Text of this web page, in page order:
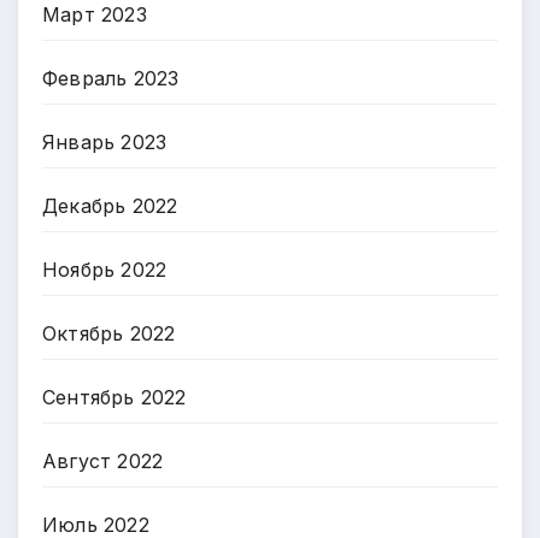
Март 2023
Февраль 2023
Январь 2023
Декабрь 2022
Ноябрь 2022
Октябрь 2022
Сентябрь 2022
Август 2022
Июль 2022